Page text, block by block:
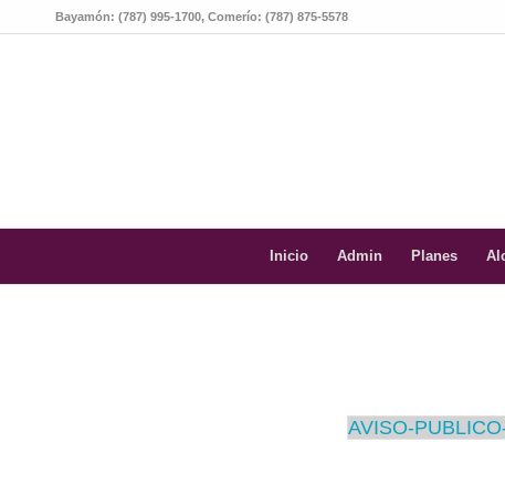
Bayamón: (787) 995-1700, Comerío: (787) 875-5578
Inicio Admin Planes
AVISO-